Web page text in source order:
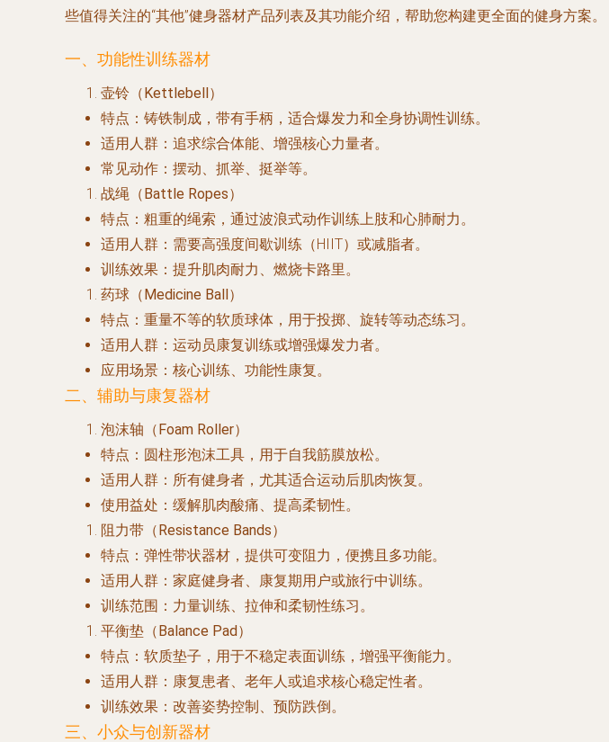
些值得关注的“其他”健身器材产品列表及其功能介绍，帮助您构建更全面的健身方案。
一、功能性训练器材
壶铃（Kettlebell）
特点 ：铸铁制成，带有手柄，适合爆发力和全身协调性训练。
适用人群 ：追求综合体能、增强核心力量者。
常见动作 ：摆动、抓举、挺举等。
战绳（Battle Ropes）
特点 ：粗重的绳索，通过波浪式动作训练上肢和心肺耐力。
适用人群 ：需要高强度间歇训练（HIIT）或减脂者。
训练效果 ：提升肌肉耐力、燃烧卡路里。
药球（Medicine Ball）
特点 ：重量不等的软质球体，用于投掷、旋转等动态练习。
适用人群 ：运动员康复训练或增强爆发力者。
应用场景 ：核心训练、功能性康复。
二、辅助与康复器材
泡沫轴（Foam Roller）
特点 ：圆柱形泡沫工具，用于自我筋膜放松。
适用人群 ：所有健身者，尤其适合运动后肌肉恢复。
使用益处 ：缓解肌肉酸痛、提高柔韧性。
阻力带（Resistance Bands）
特点 ：弹性带状器材，提供可变阻力，便携且多功能。
适用人群 ：家庭健身者、康复期用户或旅行中训练。
训练范围 ：力量训练、拉伸和柔韧性练习。
平衡垫（Balance Pad）
特点 ：软质垫子，用于不稳定表面训练，增强平衡能力。
适用人群 ：康复患者、老年人或追求核心稳定性者。
训练效果 ：改善姿势控制、预防跌倒。
三、小众与创新器材